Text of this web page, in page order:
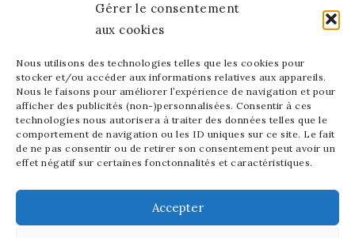
Gérer le consentement
aux cookies
Nous utilisons des technologies telles que les cookies pour
stocker et/ou accéder aux informations relatives aux appareils.
Nous le faisons pour améliorer l’expérience de navigation et pour
afficher des publicités (non-)personnalisées. Consentir à ces
technologies nous autorisera à traiter des données telles que le
comportement de navigation ou les ID uniques sur ce site. Le fait
de ne pas consentir ou de retirer son consentement peut avoir un
effet négatif sur certaines fonctonnalités et caractéristiques.
Accepter
Tinger
Léa Tinger
Fondatrice
Fondatrice de FortunedeStar.com, je fusionne ma
passion pour les cultures et l'économie des célébrités.
Entre la gestion de mon site et la poterie, je trouve le
bonheur dans l'équilibre de mes activités. Mère d'un
bout de chou de 5 ans, je partage avec lui l'amour de
l'art sous toutes ses formes.